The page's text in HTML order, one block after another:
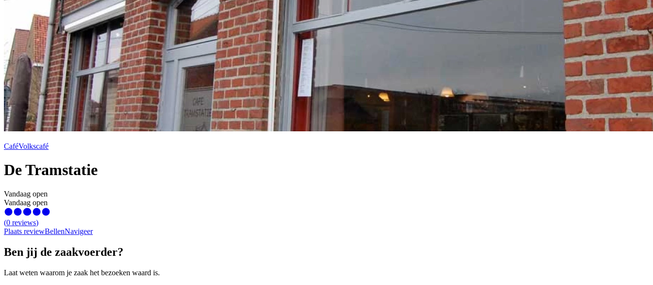
CaféVolkscafé
De Tramstatie
Vandaag open
Vandaag open
(0 reviews)
Plaats reviewBellenNavigeer
Ben jij de zaakvoerder?
Laat weten waarom je zaak het bezoeken waard is.